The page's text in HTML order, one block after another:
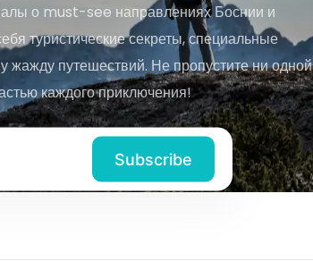
о must-see направлениях Боснии и
туристические секреты, специальные
путешествий. Не пропустите ни одной
каждого приключения!